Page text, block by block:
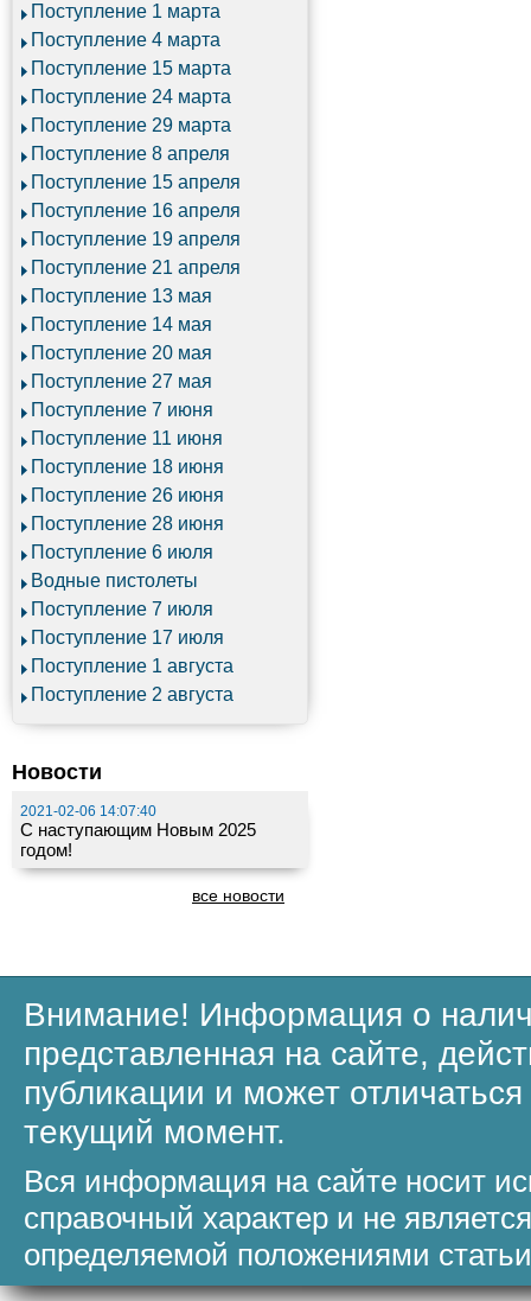
Поступление 1 марта
Поступление 4 марта
Поступление 15 марта
Поступление 24 марта
Поступление 29 марта
Поступление 8 апреля
Поступление 15 апреля
Поступление 16 апреля
Поступление 19 апреля
Поступление 21 апреля
Поступление 13 мая
Поступление 14 мая
Поступление 20 мая
Поступление 27 мая
Поступление 7 июня
Поступление 11 июня
Поступление 18 июня
Поступление 26 июня
Поступление 28 июня
Поступление 6 июля
Водные пистолеты
Поступление 7 июля
Поступление 17 июля
Поступление 1 августа
Поступление 2 августа
Новости
2021-02-06 14:07:40
С наступающим Новым 2025
годом!
все новости
Внимание! Информация о
представленная на сайте,
публикации и может
текущий момент.
Вся информация на сайте носит
справочный характер и не
определяемой положениями